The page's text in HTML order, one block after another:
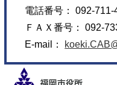
電話番号： 092-711-
ＦＡＸ番号： 092-
E-mail：